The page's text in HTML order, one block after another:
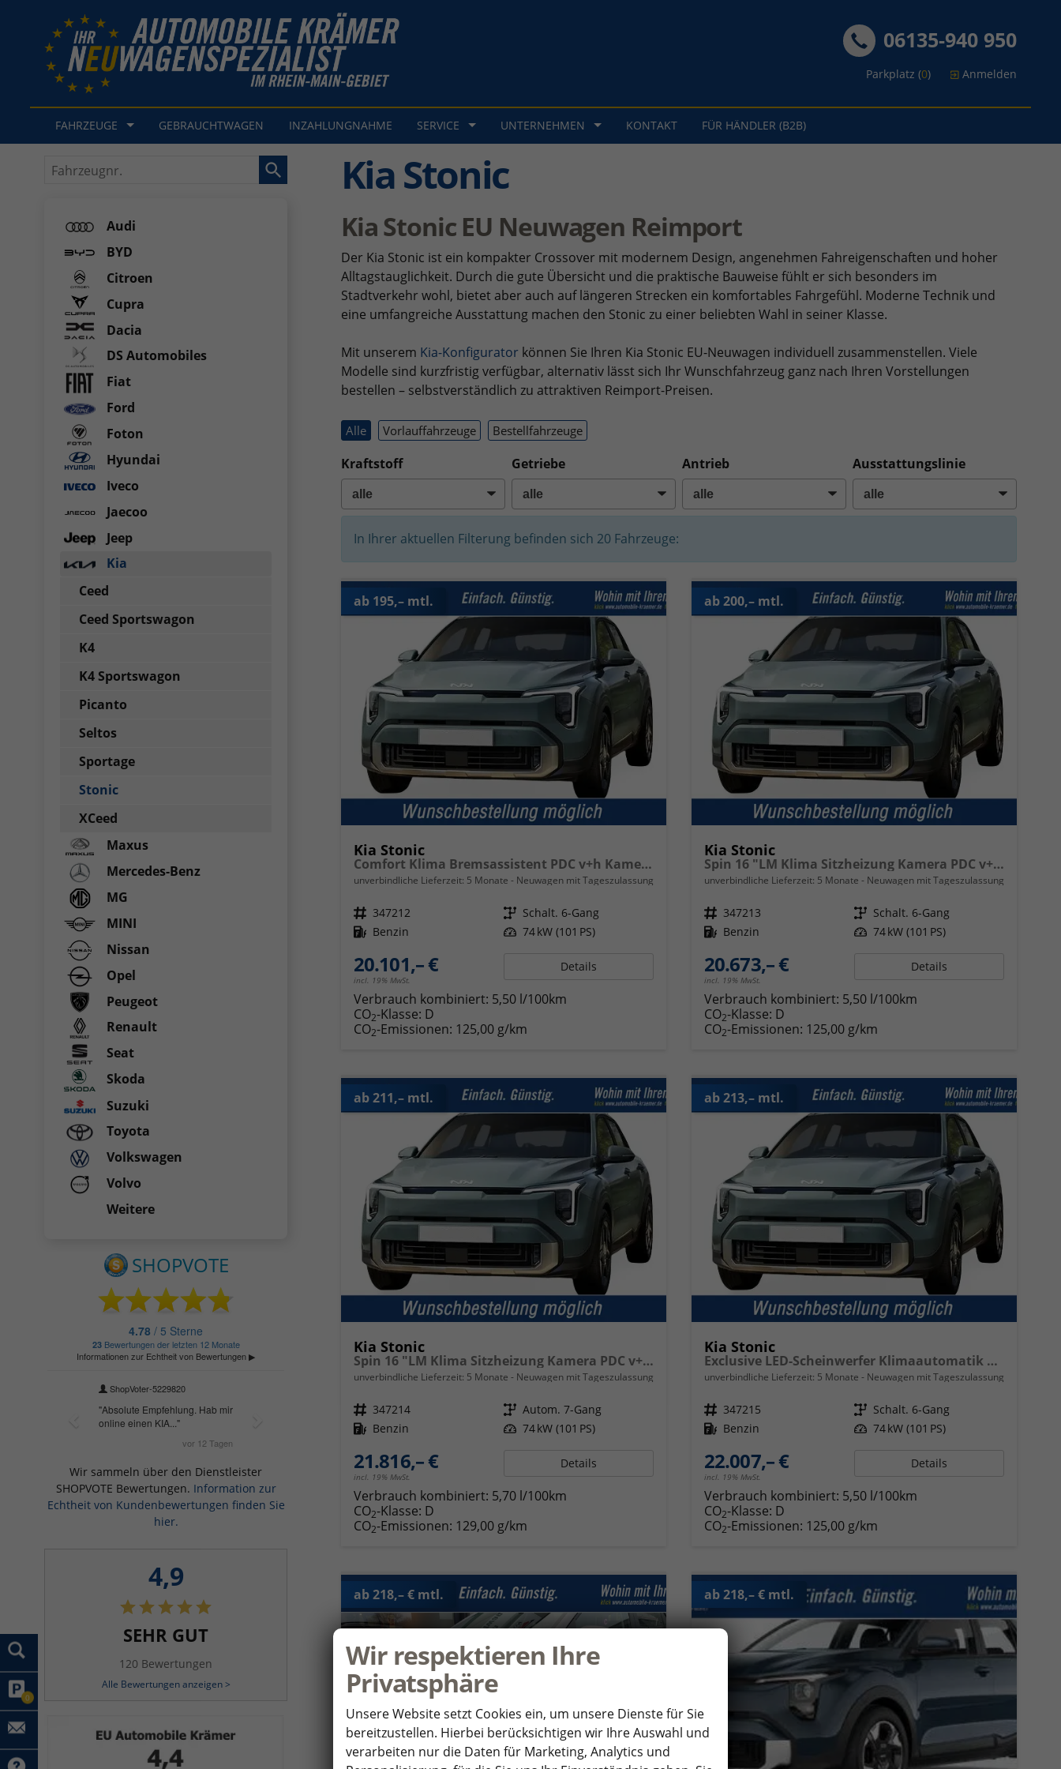
0
06135-940 950
Parkplatz (0) Anmelden
FAHRZEUGE GEBRAUCHTWAGEN INZAHLUNGNAHME SERVICE UNTERNEHMEN KONTAKT FÜR HÄNDLER (B2B)
Kia Stonic
Kia Stonic EU Neuwagen Reimport
Der Kia Stonic ist ein kompakter Crossover mit modernem Design, angenehmen Fahreigenschaften und hoher
Alltagstauglichkeit. Durch die gute Übersicht und die praktische Bauweise fühlt er sich besonders im
Stadtverkehr wohl, bietet aber auch auf längeren Strecken ein komfortables Fahrgefühl. Moderne Technik und
eine umfangreiche Ausstattung machen den Stonic zu einer beliebten Wahl in seiner Klasse.
Mit unserem Kia-Konfigurator können Sie Ihren Kia Stonic EU-Neuwagen individuell zusammenstellen. Viele
Modelle sind kurzfristig verfügbar, alternativ lässt sich Ihr Wunschfahrzeug ganz nach Ihren Vorstellungen
bestellen – selbstverständlich zu attraktiven Reimport-Preisen.
Alle Vorlauffahrzeuge Bestellfahrzeuge
Kraftstoff Getriebe Antrieb Ausstattungslinie
In Ihrer aktuellen Filterung befinden sich 20 Fahrzeuge:
ab 195,– mtl.
Kia Stonic
Comfort Klima Bremsassistent PDC v+h Kamera Fernlichtassistent Spurhalteassistent
unverbindliche Lieferzeit: 5 Monate Neuwagen mit Tageszulassung
Fahrzeugnr. 347212 Getriebe Schalt. 6-Gang
Kraftstoff Benzin Leistung 74 kW (101 PS)
20.101,– €
incl. 19% MwSt.
Details
Verbrauch kombiniert: 5,50 l/100km
CO2-Klasse: D
CO2-Emissionen: 125,00 g/km
ab 200,– mtl.
Kia Stonic
Spin 16 "LM Klima Sitzheizung Kamera PDC v+h Bremsassistent Lenkradheizung
unverbindliche Lieferzeit: 5 Monate Neuwagen mit Tageszulassung
Fahrzeugnr. 347213 Getriebe Schalt. 6-Gang
Kraftstoff Benzin Leistung 74 kW (101 PS)
20.673,– €
incl. 19% MwSt.
Details
Verbrauch kombiniert: 5,50 l/100km
CO2-Klasse: D
CO2-Emissionen: 125,00 g/km
ab 211,– mtl.
Kia Stonic
Spin 16 "LM Klima Sitzheizung Kamera PDC v+h Bremsassistent Lenkradheizung
unverbindliche Lieferzeit: 5 Monate Neuwagen mit Tageszulassung
Fahrzeugnr. 347214 Getriebe Autom. 7-Gang
Kraftstoff Benzin Leistung 74 kW (101 PS)
21.816,– €
incl. 19% MwSt.
Details
Verbrauch kombiniert: 5,70 l/100km
CO2-Klasse: D
CO2-Emissionen: 129,00 g/km
ab 213,– mtl.
Kia Stonic
Exclusive LED-Scheinwerfer Klimaautomatik Regensensor Sitzheizung Kamera PDC v+h
unverbindliche Lieferzeit: 5 Monate Neuwagen mit Tageszulassung
Fahrzeugnr. 347215 Getriebe Schalt. 6-Gang
Kraftstoff Benzin Leistung 74 kW (101 PS)
22.007,– €
incl. 19% MwSt.
Details
Verbrauch kombiniert: 5,50 l/100km
CO2-Klasse: D
CO2-Emissionen: 125,00 g/km
ab 218,– € mtl. ab 218,– € mtl.
Fahrzeugnr.
Audi
BYD
Citroen
Cupra
Dacia
DS Automobiles
Fiat
Ford
Foton
Hyundai
Iveco
Jaecoo
Jeep
Kia
Ceed
Ceed Sportswagon
K4
K4 Sportswagon
Picanto
Seltos
Sportage
Stonic
XCeed
Maxus
Mercedes-Benz
MG
MINI
Nissan
Opel
Peugeot
Renault
Seat
Skoda
Suzuki
Toyota
Volkswagen
Volvo
Weitere
Wir sammeln über den Dienstleister
SHOPVOTE Bewertungen. Information zur
Echtheit von Kundenbewertungen finden Sie
hier.
4,9
SEHR GUT
120 Bewertungen
Alle Bewertungen anzeigen >
Wir respektieren Ihre
Privatsphäre
Unsere Website setzt Cookies ein, um unsere Dienste für Sie
bereitzustellen. Hierbei berücksichtigen wir Ihre Auswahl und
verarbeiten nur die Daten für Marketing, Analytics und